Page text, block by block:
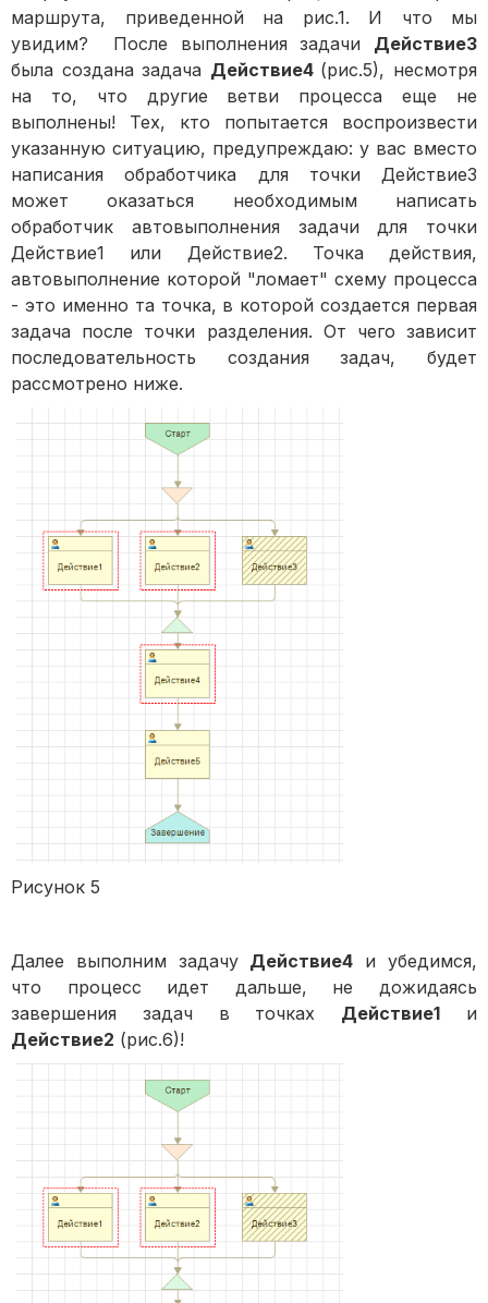
маршрута, приведенной на рис.1. И что мы
увидим? После выполнения задачи Действие3
была создана задача Действие4 (рис.5), несмотря
на то, что другие ветви процесса еще не
выполнены! Тех, кто попытается воспроизвести
указанную ситуацию, предупреждаю: у вас вместо
написания обработчика для точки Действие3
может оказаться необходимым написать
обработчик автовыполнения задачи для точки
Действие1 или Действие2. Точка действия,
автовыполнение которой "ломает" схему процесса
- это именно та точка, в которой создается первая
задача после точки разделения. От чего зависит
последовательность создания задач, будет
рассмотрено ниже.
Рисунок 5
Далее выполним задачу Действие4 и убедимся,
что процесс идет дальше, не дожидаясь
завершения задач в точках Действие1 и
Действие2 (рис.6)!